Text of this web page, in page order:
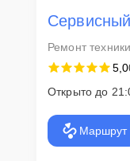
Как
Для запуска
нужно просто
проконсультируют по
оформят выезд
Ремонт
5,0
Открыто до
Маршрут